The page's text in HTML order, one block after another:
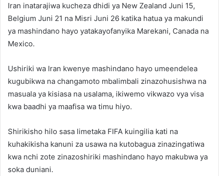
Iran inatarajiwa kucheza dhidi ya New Zealand Juni 15,
Belgium Juni 21 na Misri Juni 26 katika hatua ya makundi
ya mashindano hayo yatakayofanyika Marekani, Canada na
Mexico.
Ushiriki wa Iran kwenye mashindano hayo umeendelea
kugubikwa na changamoto mbalimbali zinazohusishwa na
masuala ya kisiasa na usalama, ikiwemo vikwazo vya visa
kwa baadhi ya maafisa wa timu hiyo.
Shirikisho hilo sasa limetaka FIFA kuingilia kati na
kuhakikisha kanuni za usawa na kutobagua zinazingatiwa
kwa nchi zote zinazoshiriki mashindano hayo makubwa ya
soka duniani.